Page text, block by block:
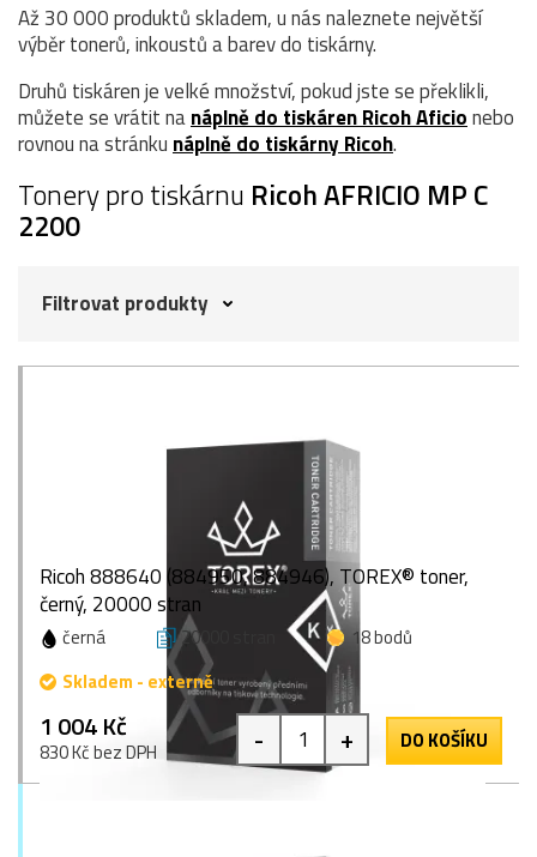
Až 30 000 produktů skladem, u nás naleznete největší
výběr tonerů, inkoustů a barev do tiskárny.
Druhů tiskáren je velké množství, pokud jste se překlikli,
můžete se vrátit nanáplně do tiskáren Ricoh Aficionebo
rovnou na stránku náplně do tiskárny Ricoh.
Tonery pro tiskárnu Ricoh AFRICIO MP C
2200
Filtrovat produkty
Ricoh 888640 (884950, 884946), TOREX® toner,
černý, 20000 stran
černá 20000 stran
18 bodů
Skladem - externě
1 004 Kč
830 Kč bez DPH - + DO KOŠÍKU